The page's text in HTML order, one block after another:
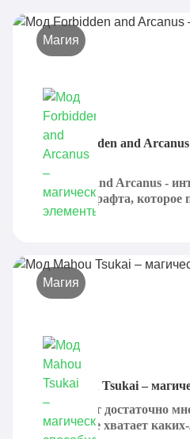
Магия
Мод Forbidden and
элементы
Forbidden and Arcanus -
для Майнкрафта, которое
игру...
Магия
Мод Mahou Tsukai –
Существует достаточно
которым не хватает